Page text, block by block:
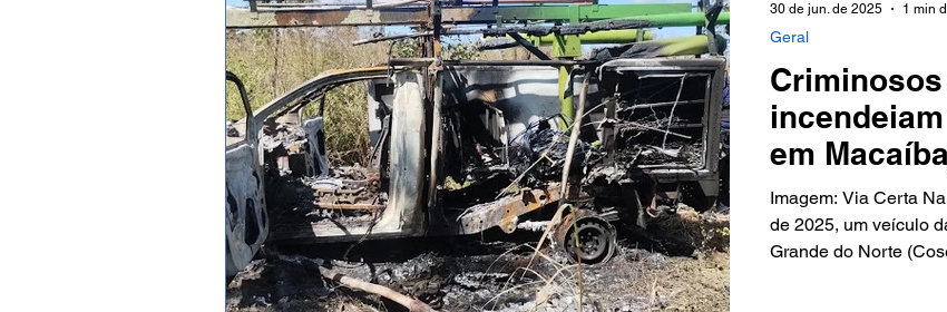
em
Imagem: Via Certa
de 2025, um veículo
Grande do Norte
Geral
30 de jun. de 2025 1 min